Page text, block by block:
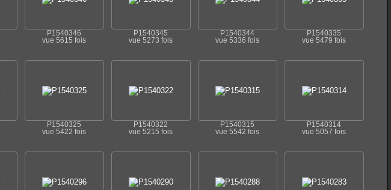
P1540346
vue 5615 fois
P1540345
vue 5273 fois
P1540344
vue 5336 fois
P1540335
vue 5479 fois
P1540325
vue 5422 fois
P1540322
vue 5215 fois
P1540315
vue 5542 fois
P1540314
vue 5057 fois